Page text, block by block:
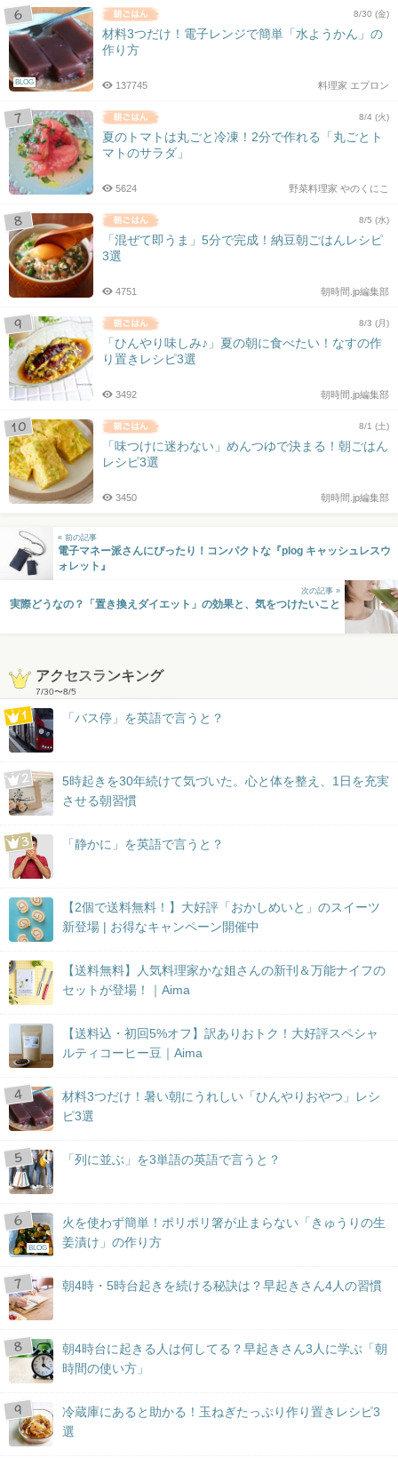
BLOG
8/30 (金)
材料3つだけ！電子レンジで簡単「水ようかん」の
作り方
料理家 エプロン
137745
8/4 (火)
夏のトマトは丸ごと冷凍！2分で作れる「丸ごとト
マトのサラダ」
野菜料理家 やのくにこ
5624
8/5 (水)
「混ぜて即うま」5分で完成！納豆朝ごはんレシピ
3選
朝時間.jp編集部
4751
8/3 (月)
「ひんやり味しみ♪」夏の朝に食べたい！なすの作
り置きレシピ3選
朝時間.jp編集部
3492
8/1 (土)
「味つけに迷わない」めんつゆで決まる！朝ごはん
レシピ3選
朝時間.jp編集部
3450
« 前の記事
電子マネー派さんにぴったり！コンパクトな『plog キャッシュレスウ
ォレット』
次の記事 »
実際どうなの？「置き換えダイエット」の効果と、気をつけたいこと
アクセスランキング
7/30〜8/5
「バス停」を英語で言うと？
5時起きを30年続けて気づいた。心と体を整え、1日を充実
させる朝習慣
「静かに」を英語で言うと？
【2個で送料無料！】大好評「おかしめいと」のスイーツ
新登場 | お得なキャンペーン開催中
【送料無料】人気料理家かな姐さんの新刊＆万能ナイフの
セットが登場！｜Aima
【送料込・初回5%オフ】訳ありおトク！大好評スペシャ
ルティコーヒー豆｜Aima
材料3つだけ！暑い朝にうれしい「ひんやりおやつ」レシ
ピ3選
「列に並ぶ」を3単語の英語で言うと？
BLOG
火を使わず簡単！ポリポリ箸が止まらない「きゅうりの生
姜漬け」の作り方
朝4時・5時台起きを続ける秘訣は？早起きさん4人の習慣
朝4時台に起きる人は何してる？早起きさん3人に学ぶ「朝
時間の使い方」
冷蔵庫にあると助かる！玉ねぎたっぷり作り置きレシピ3
選